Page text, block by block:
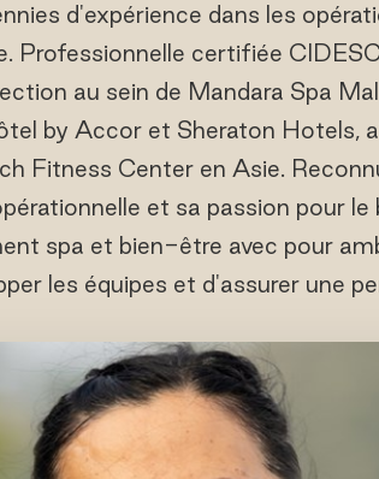
d'expérience dans les
Professionnelle certifiée
au sein de Mandara Spa
by Accor et Sheraton Hotels,
Fitness Center en Asie.
et sa passion pour
spa et bien-être avec pour
les équipes et d'assurer une